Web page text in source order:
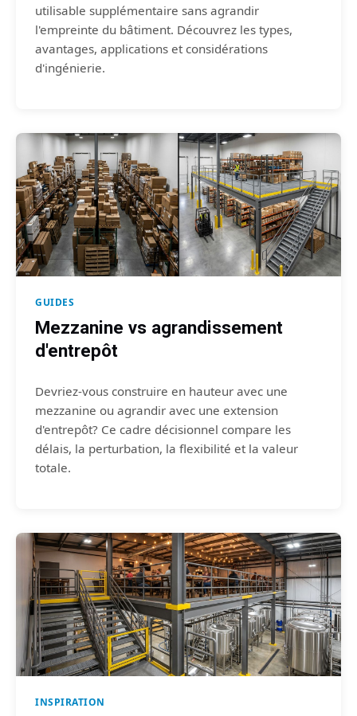
utilisable supplémentaire sans agrandir
l'empreinte du bâtiment. Découvrez les types,
avantages, applications et considérations
d'ingénierie.
GUIDES
Mezzanine vs agrandissement
d'entrepôt
Devriez-vous construire en hauteur avec une
mezzanine ou agrandir avec une extension
d'entrepôt? Ce cadre décisionnel compare les
délais, la perturbation, la flexibilité et la valeur
totale.
INSPIRATION